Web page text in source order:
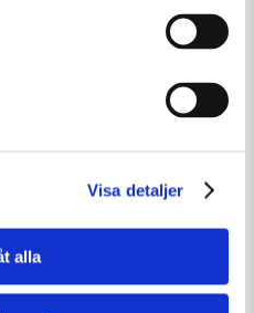
Visa detaljer
alla
på Arkitektskolan, still från video